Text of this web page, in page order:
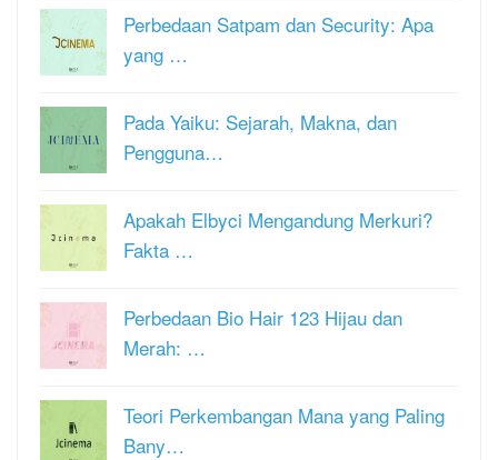
Perbedaan Satpam dan Security: Apa
yang …
Pada Yaiku: Sejarah, Makna, dan
Pengguna…
Apakah Elbyci Mengandung Merkuri?
Fakta …
Perbedaan Bio Hair 123 Hijau dan
Merah: …
Teori Perkembangan Mana yang Paling
Bany…